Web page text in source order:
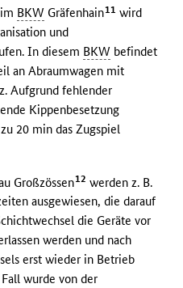
BKW Gräfenhain11 wird
und
In diesem BKW befindet
an Abraumwagen mit
Aufgrund fehlender
Kippenbesetzung
20 min das Zugspiel
Großzössen12 werden z. B.
ausgewiesen, die darauf
die Geräte vor
werden und nach
erst wieder in Betrieb
wurde von der